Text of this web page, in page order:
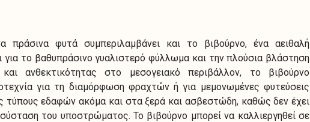
πράσινα φυτά συμπεριλαμβάνει και το βιβούρνο, ένα αειθαλή
για το βαθυπράσινο γυαλιστερό φύλλωμα και την πλούσια βλάστηση
ανθεκτικότητας στο μεσογειακό περιβάλλον, το βιβούρνο
για τη διαμόρφωση φραχτών ή για μεμονωμένες φυτεύσεις
τύπους εδαφών ακόμα και στα ξερά και ασβεστώδη, καθώς δεν έχει
του υποστρώματος. Το βιβούρνο μπορεί να καλλιεργηθεί σε